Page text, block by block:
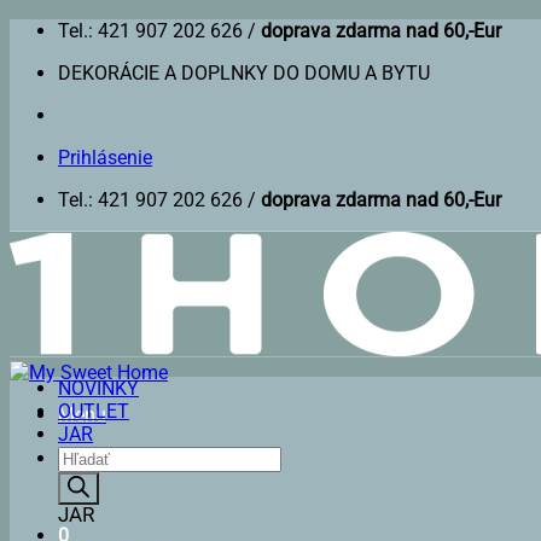
Skip
content
Tel.: 421 907 202 626 / doprava zdarma nad 60,-Eur
DEKORÁCIE A DOPLNKY DO DOMU A BYTU
Prihlásenie
Tel.: 421 907 202 626 / doprava zdarma nad 60,-Eur
Menu
Products
search
0
NOVINKY
OUTLET
JAR
JAR